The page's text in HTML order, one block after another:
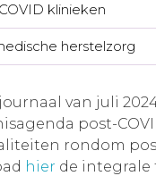
klinieken
herstelzorg
van juli
post-
rondom
hier de integrale